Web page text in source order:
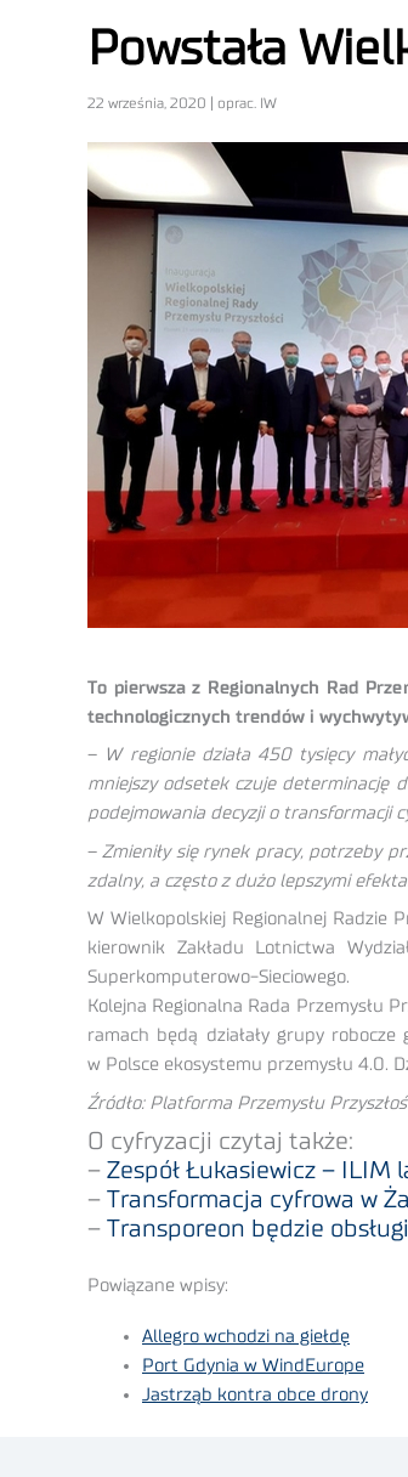
Powstała
22 września, 2020 | oprac. IW
To pierwsza z Regionalnych Rad
technologicznych trendów i
–
W regionie działa 450 tysięcy
mniejszy odsetek czuje determinację
podejmowania decyzji o transformacji
– Zmieniły się rynek pracy, potrzeby
zdalny, a często z dużo lepszymi
W Wielkopolskiej Regionalnej Radzie
kierownik Zakładu Lotnictwa
Superkomputerowo-Sieciowego.
Kolejna Regionalna Rada Przemysłu
ramach będą działały grupy
w Polsce ekosystemu przemysłu 4.0.
Źródło: Platforma Przemysłu
O cyfryzacji czytaj także:
– Zespół Łukasiewicz –
– Transformacja cyfrowa w
– Transporeon będzie
Powiązane wpisy:
Allegro wchodzi na giełdę
Port Gdynia w WindEurope
Jastrząb kontra obce drony